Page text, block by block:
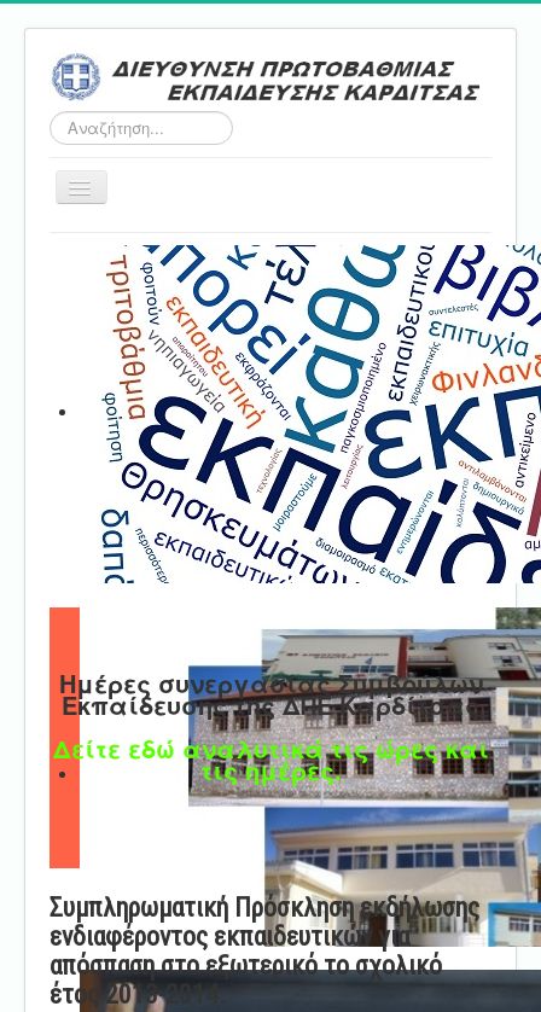
Αναζήτηση...
Εναλλαγή
Αρχική
Τμήμα Α'
Τμήμα Β'
Τμήμα Γ'
Τμήμα Δ'
Τμήμα E'
Επικοινωνία
Ημέρες συνεργασίας Συμβούλων
Εκπαίδευσης της ΔΠΕ Καρδίτσας
Δείτε εδώ αναλυτικά τις ώρες και
τις ημέρες.
Συμπληρωματική Πρόσκληση εκδήλωσης
ενδιαφέροντος εκπαιδευτικών για
απόσπαση στο εξωτερικό το σχολικό
έτος 2013-2014.